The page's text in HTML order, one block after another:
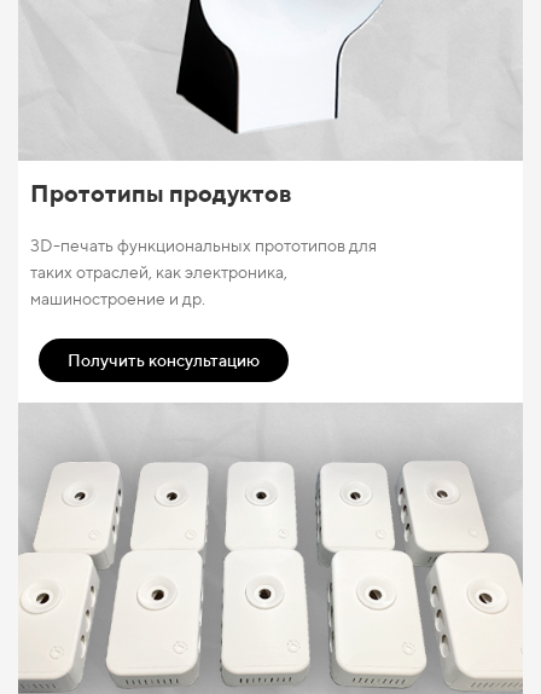
Прототипы продуктов
3D-печать функциональных прототипов для
таких отраслей, как электроника,
машиностроение и др.
Получить консультацию